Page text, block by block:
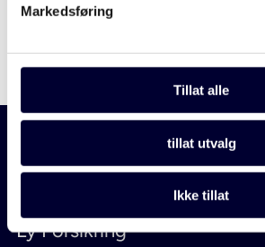
Markedsføring
Tillat alle
tillat utvalg
Ikke tillat
Ly Forsikring